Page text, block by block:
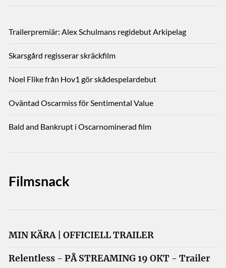
Trailerpremiär: Alex Schulmans regidebut Arkipelag
Skarsgård regisserar skräckfilm
Noel Flike från Hov1 gör skådespelardebut
Oväntad Oscarmiss för Sentimental Value
Bald and Bankrupt i Oscarnominerad film
Filmsnack
MIN KÄRA | OFFICIELL TRAILER
Relentless - PÅ STREAMING 19 OKT - Trailer